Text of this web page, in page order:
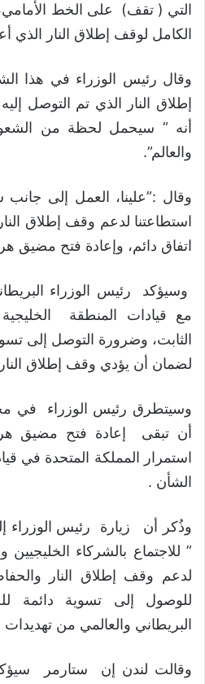
التي ( تقف) على الخط
الكامل لوقف إطلاق النار
وقال رئيس الوزراء في هذا
إطلاق النار الذي تم التوصل
أنه ” سيحمل لحظة من الشعور
والعالم”.
وقال :”علينا، العمل إلى
استطاعتنا لدعم وقف إطلاق
اتفاق دائم، وإعادة فتح مضيق
وسيؤكد رئيس الوزراء
مع قيادات المنطقة
الثابت، وضرورة التوصل إلى
لضمان أن يؤدي وقف إطلاق النار
وسيتطرق رئيس الوزراء في
أن تبقى إعادة فتح مضيق
استمرار المملكة المتحدة في
الشأن .
وذُكر أن زيارة رئيس الوزراء
” للاجتماع بالشركاء
لدعم وقف إطلاق النار
للوصول إلى تسوية دائمة
البريطاني والعالمي من
وقالت لندن إن ستارمر